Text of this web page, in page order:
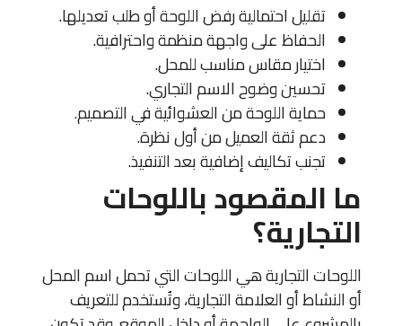
تقليل احتمالية رفض اللوحة أو طلب تعديلها.
الحفاظ على واجهة منظمة واحترافية.
اختيار مقاس مناسب للمحل.
تحسين وضوح الاسم التجاري.
حماية اللوحة من العشوائية في التصميم.
دعم ثقة العميل من أول نظرة.
تجنب تكاليف إضافية بعد التنفيذ.
ما المقصود باللوحات
التجارية؟
اللوحات التجارية هي اللوحات التي تحمل اسم المحل
أو النشاط أو العلامة التجارية، وتُستخدم للتعريف